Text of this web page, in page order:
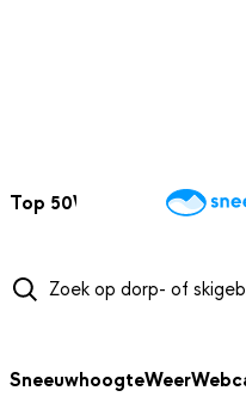
Top 50Webcams
SneeuwhoogteWeer